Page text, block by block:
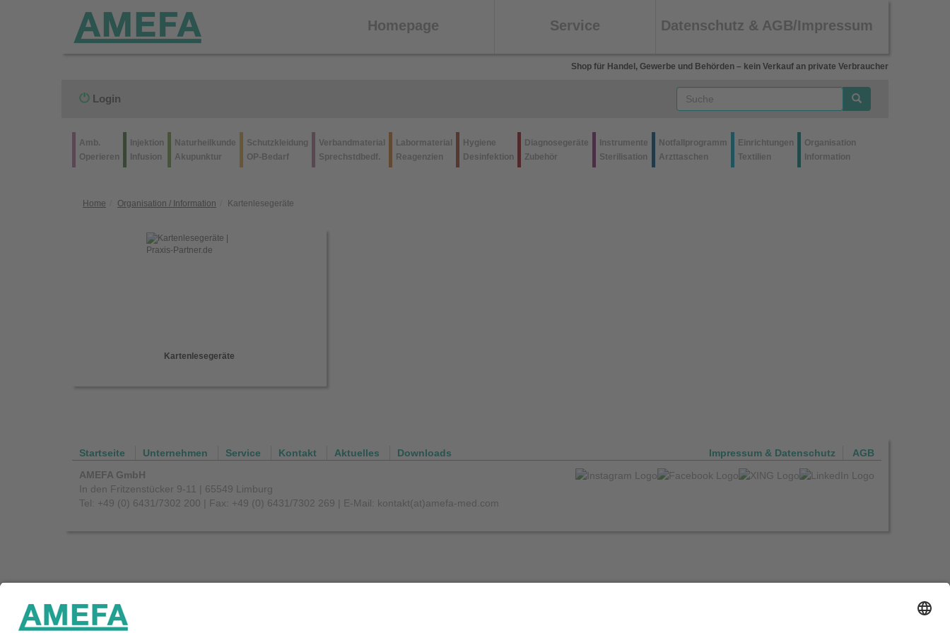
Homepage Service Datenschutz & AGB/Impressum
Shop für Handel, Gewerbe und Behörden – kein Verkauf an private Verbraucher
Login
Amb.
Operieren
Injektion
Infusion
Naturheilkunde
Akupunktur
Schutzkleidung
OP-Bedarf
Verbandmaterial
Sprechstdbedf.
Labormaterial
Reagenzien
Hygiene
Desinfektion
Diagnosegeräte
Zubehör
Instrumente
Sterilisation
Notfallprogramm
Arzttaschen
Einrichtungen
Textilien
Organisation
Information
Home Organisation / Information Kartenlesegeräte
Kartenlesegeräte
Startseite Unternehmen Service Kontakt Aktuelles Downloads Impressum & Datenschutz
AGB
AMEFA GmbH
In den Fritzenstücker 9-11 | 65549 Limburg
Tel: +49 (0) 6431/7302 200 | Fax: +49 (0) 6431/7302 269 | E-Mail: kontakt(at)amefa-med.com